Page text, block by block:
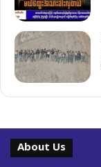
About Us